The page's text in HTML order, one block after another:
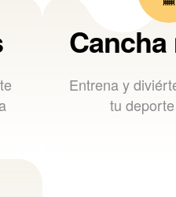
Entrena y
tu